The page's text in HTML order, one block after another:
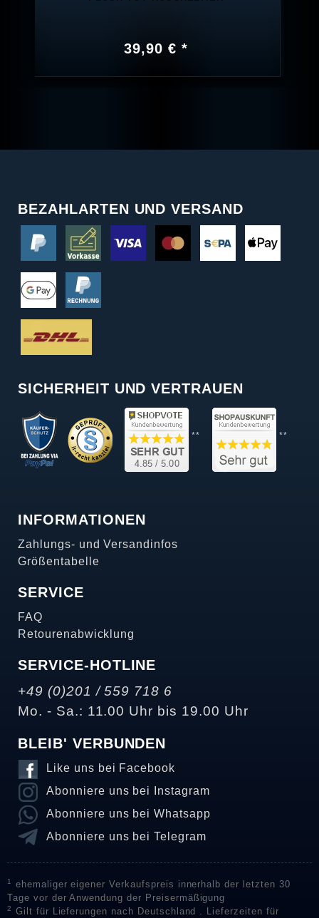
39,90 € *
BEZAHLARTEN UND VERSAND
SICHERHEIT UND VERTRAUEN
** **
INFORMATIONEN
Zahlungs- und Versandinfos
Größentabelle
SERVICE
FAQ
Retourenabwicklung
SERVICE-HOTLINE
+49 (0)201 / 559 718 6
Mo. - Sa.: 11.00 Uhr bis 19.00 Uhr
BLEIB' VERBUNDEN
Like uns bei Facebook
Abonniere uns bei Instagram
Abonniere uns bei Whatsapp
Abonniere uns bei Telegram
1
ehemaliger eigener Verkaufspreis innerhalb der letzten 30
Tage vor der Anwendung der Preisermäßigung
2
Gilt für Lieferungen nach Deutschland . Lieferzeiten für